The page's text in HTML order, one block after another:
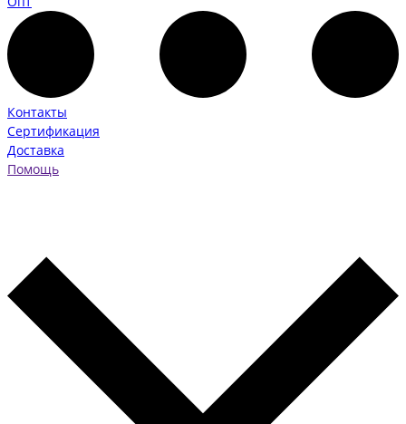
Контакты
Сертификация
Доставка
Помощь